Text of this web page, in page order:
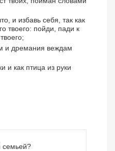
и избавь себя, так как
твоего: пойди, пади к
и дремания веждам
и как птица из руки
семьей?